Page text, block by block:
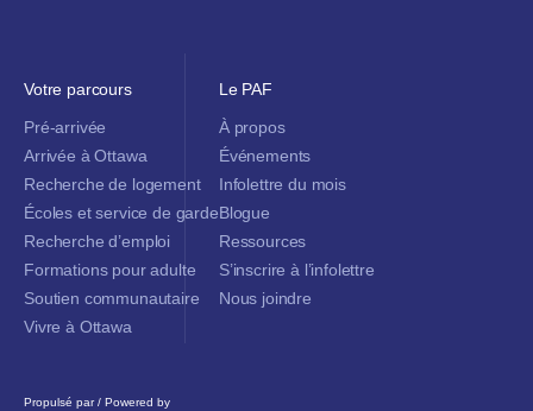
Votre parcours
Pré-arrivée
Arrivée à Ottawa
Recherche de logement
Écoles et service de garde
Recherche d’emploi
Formations pour adulte
Soutien communautaire
Vivre à Ottawa
Le PAF
À propos
Événements
Infolettre du mois
Blogue
Ressources
S’inscrire à l’infolettre
Nous joindre
Propulsé par / Powered by